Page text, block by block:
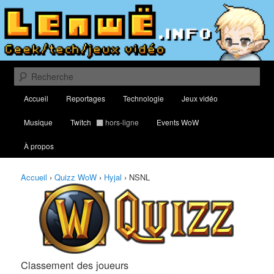
Aller
contenu
principal
Aller
contenu
secondaireLenwë – Culture geek, tech et jeux
vidéo
Classement des meilleurs joueurs au Quizz World of Warcraft
Recherche
principal
Accueil Reportages Technologie Jeux vidéo
Musique Twitch hors-ligne Events WoW
À propos
Accueil › Quizz WoW › Hyjal › NSNL
Classement des joueurs